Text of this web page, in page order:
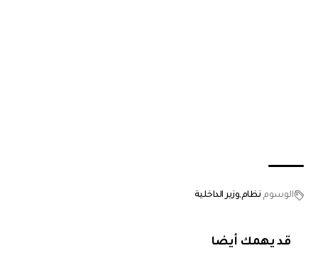
الوسوم نظاموزير الداخلية
قد يهمك أيضا